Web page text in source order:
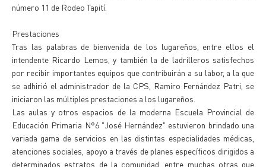
número 11 de Rodeo Tapití.
Prestaciones
Tras las palabras de bienvenida de los lugareños, entre ellos el
intendente Ricardo Lemos, y también la de ladrilleros satisfechos
por recibir importantes equipos que contribuirán a su labor, a la que
se adhirió el administrador de la CPS, Ramiro Fernández Patri, se
iniciaron las múltiples prestaciones a los lugareños.
Las aulas y otros espacios de la moderna Escuela Provincial de
Educación Primaria N°6 "José Hernández" estuvieron brindado una
variada gama de servicios en las distintas especialidades médicas,
atenciones sociales, apoyo a través de planes específicos dirigidos a
determinados estratos de la comunidad, entre muchas otras que